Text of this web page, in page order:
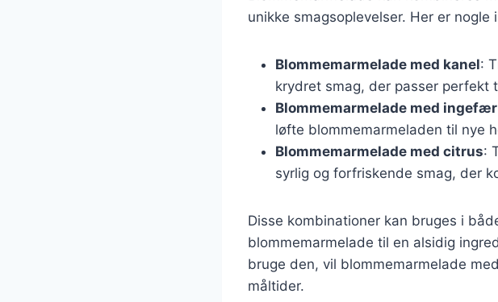
unikke smagsoplevelser. Her er
Blommemarmelade med kanel:
krydret smag, der passer perfekt
Blommemarmelade med ingefær
løfte blommemarmeladen til nye
Blommemarmelade med citrus:
syrlig og forfriskende smag, der
Disse kombinationer kan bruges i
blommemarmelade til en alsidig
bruge den, vil blommemarmelade
måltider.